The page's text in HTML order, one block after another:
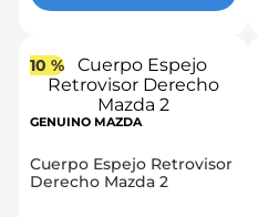
10 %
GENUINO MAZDA
Cuerpo Espejo Retrovisor
Derecho Mazda 2